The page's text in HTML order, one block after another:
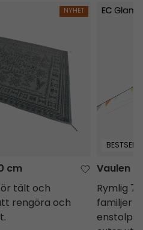
NYHET
cm
tält och
rengöra och
Vaulen
Vaulen
Rymlig
familjer